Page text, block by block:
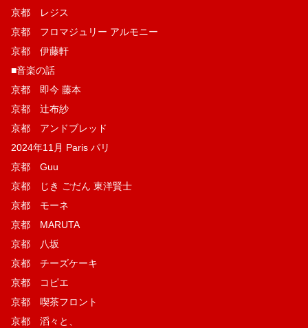
京都 レジス
京都 フロマジュリー アルモニー
京都 伊藤軒
■音楽の話
京都 即今 藤本
京都 辻布紗
京都 アンドブレッド
2024年11月 Paris パリ
京都 Guu
京都 じき ごだん 東洋賢士
京都 モーネ
京都 MARUTA
京都 八坂
京都 チーズケーキ
京都 コピエ
京都 喫茶フロント
京都 滔々と、